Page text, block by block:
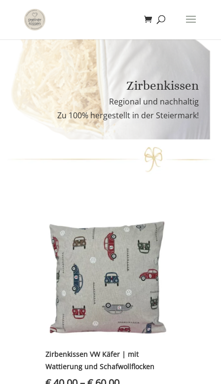
Zirbenkissen
Regional und nachhaltig
Zu 100% hergestellt in der Steiermark!
Zirbenkissen VW Käfer | mit
Wattierung und Schafwollflocken